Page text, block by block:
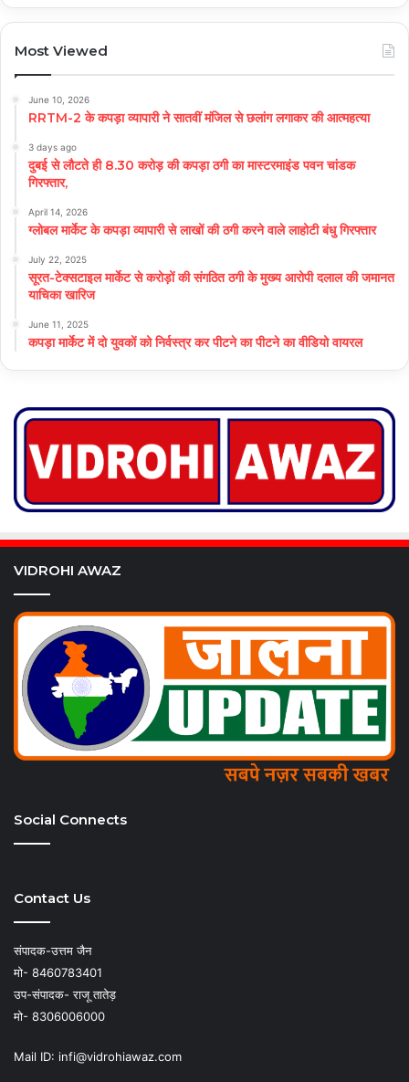
Most Viewed
June 10, 2026
RRTM-2 के कपड़ा व्यापारी ने सातवीं मंजिल से छलांग लगाकर की आत्महत्या
3 days ago
दुबई से लौटते ही 8.30 करोड़ की कपड़ा ठगी का मास्टरमाइंड पवन चांडक
गिरफ्तार,
April 14, 2026
ग्लोबल मार्केट के कपड़ा व्यापारी से लाखों की ठगी करने वाले लाहोटी बंधु गिरफ्तार
July 22, 2025
सूरत-टेक्सटाइल मार्केट से करोड़ों की संगठित ठगी के मुख्य आरोपी दलाल की जमानत
याचिका खारिज
June 11, 2025
कपड़ा मार्केट में दो युवकों को निर्वस्त्र कर पीटने का पीटने का वीडियो वायरल
VIDROHI AWAZ
Social Connects
Contact Us
संपादक-उत्तम जैन
मो- 8460783401
उप-संपादक- राजू तातेड़
मो- 8306006000
Mail ID: infi@vidrohiawaz.com